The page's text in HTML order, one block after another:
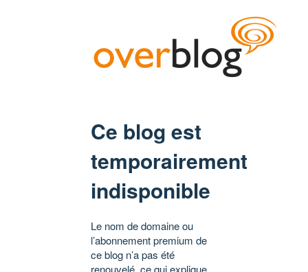
Ce blog est
temporairement
indisponible
Le nom de domaine ou
l’abonnement premium de
ce blog n’a pas été
renouvelé, ce qui explique